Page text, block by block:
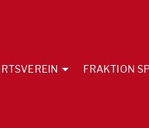
FRAKTION